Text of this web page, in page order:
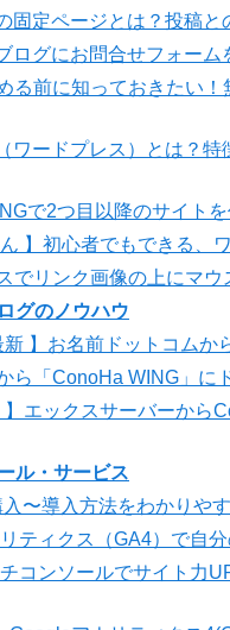
固定ページとは？投稿
ログにお問合せフォーム
る前に知っておきたい
ワードプレス）とは？
で2つ目以降のサイト
ん 】初心者でもできる、
でリンク画像の上にマ
グのノウハウ
新 】お名前ドットコム
ら「ConoHa WING」に
】エックスサーバーから
ル・サービス
〜導入方法をわかりや
ティクス（GA4）で自
コンソールでサイト力